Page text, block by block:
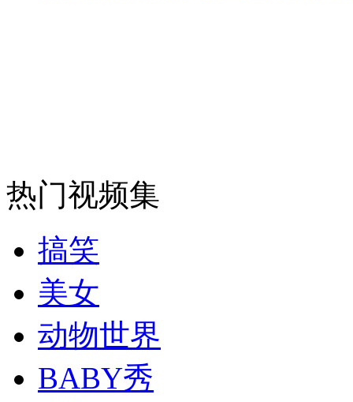
安徽一实载49人客车翻车
消防员救轻生者 花炮节热闹非凡
热门视频集
搞笑
美女
动物世界
BABY秀